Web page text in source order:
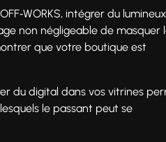
intégrer du
non négligeable de masquer
que votre boutique est
du digital dans vos vitrines
le passant peut se